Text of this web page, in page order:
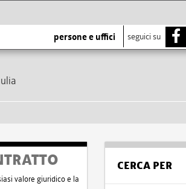
persone e uffici seguici su
valore giuridico e la
CERCA PER